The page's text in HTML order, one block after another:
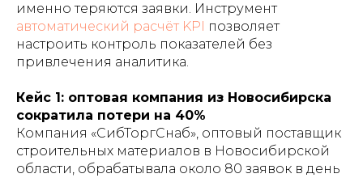
именно теряются заявки. Инструмент
автоматический расчёт KPI
позволяет
настроить контроль показателей без
привлечения аналитика.
Кейс 1: оптовая компания из Новосибирска
сократила потери на 40%
Компания «СибТоргСнаб», оптовый поставщик
строительных материалов в Новосибирской
области, обрабатывала около 80 заявок в день